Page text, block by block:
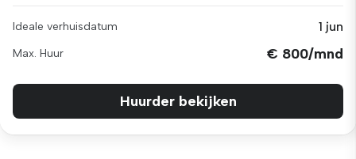
Ideale verhuisdatum 1 jun
Max. Huur € 800/mnd
Huurder bekijken